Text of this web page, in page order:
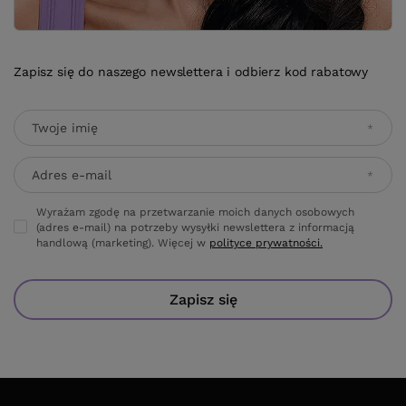
Zapisz się do naszego newslettera i odbierz kod rabatowy
Twoje imię
Adres e-mail
Wyrażam zgodę na przetwarzanie moich danych osobowych
(adres e-mail) na potrzeby wysyłki newslettera z informacją
handlową (marketing). Więcej w polityce prywatności.
Zapisz się